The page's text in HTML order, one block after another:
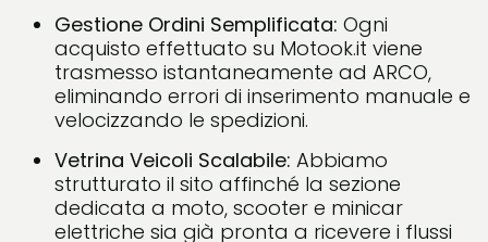
Gestione Ordini Semplificata: Ogni
acquisto effettuato su Motook.it viene
trasmesso istantaneamente ad ARCO,
eliminando errori di inserimento manuale e
velocizzando le spedizioni.
Vetrina Veicoli Scalabile: Abbiamo
strutturato il sito affinché la sezione
dedicata a moto, scooter e minicar
elettriche sia già pronta a ricevere i flussi